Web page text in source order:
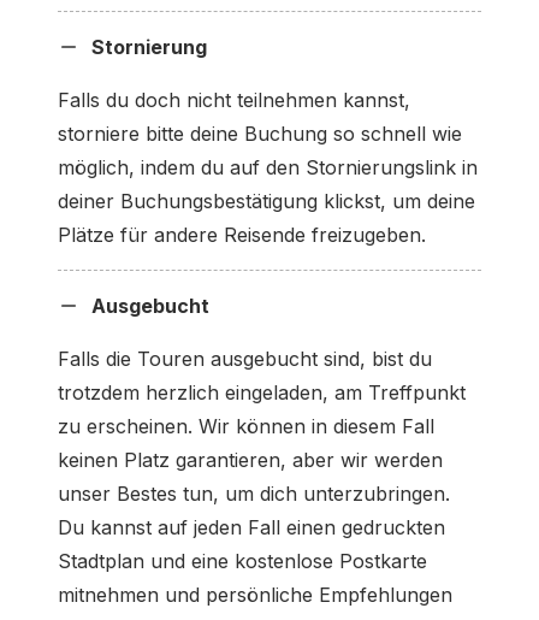
Stornierung
Falls du doch nicht teilnehmen kannst,
storniere bitte deine Buchung so schnell wie
möglich, indem du auf den Stornierungslink in
deiner Buchungsbestätigung klickst, um deine
Plätze für andere Reisende freizugeben.
Ausgebucht
Falls die Touren ausgebucht sind, bist du
trotzdem herzlich eingeladen, am Treffpunkt
zu erscheinen. Wir können in diesem Fall
keinen Platz garantieren, aber wir werden
unser Bestes tun, um dich unterzubringen.
Du kannst auf jeden Fall einen gedruckten
Stadtplan und eine kostenlose Postkarte
mitnehmen und persönliche Empfehlungen